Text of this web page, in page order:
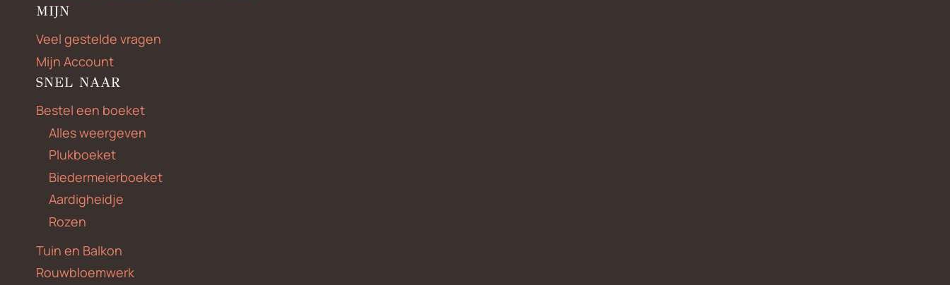
MIJN
Veel gestelde vragen
Mijn Account
SNEL NAAR
Bestel een boeket
Alles weergeven
Plukboeket
Biedermeierboeket
Aardigheidje
Rozen
Tuin en Balkon
Rouwbloemwerk